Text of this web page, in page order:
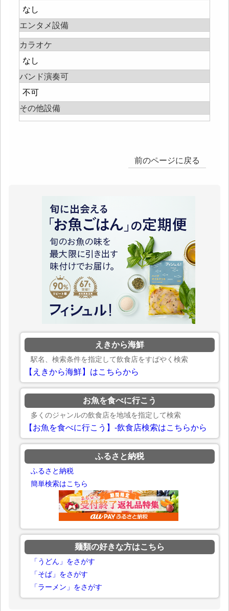
なし
エンタメ設備
カラオケ
なし
バンド演奏可
不可
その他設備
前のページに戻る
えきから海鮮
駅名、検索条件を指定して飲食店をすばやく検索
【えきから海鮮】はこちらから
お魚を食べに行こう
多くのジャンルの飲食店を地域を指定して検索
【お魚を食べに行こう】-飲食店検索はこちらから
ふるさと納税
ふるさと納税
簡単検索はこちら
麺類の好きな方はこちら
「うどん」をさがす
「そば」をさがす
「ラーメン」をさがす